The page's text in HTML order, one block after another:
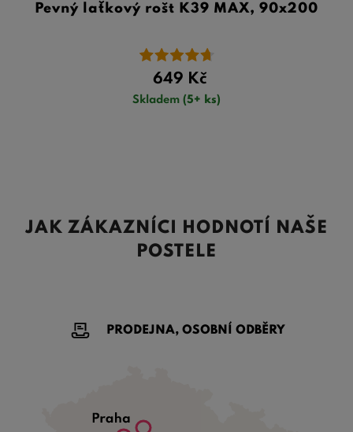
Pevný laťkový rošt K39 MAX, 90x200
649 Kč
Skladem (5+ ks)
JAK ZÁKAZNÍCI HODNOTÍ NAŠE
POSTELE
PRODEJNA, OSOBNÍ ODBĚRY